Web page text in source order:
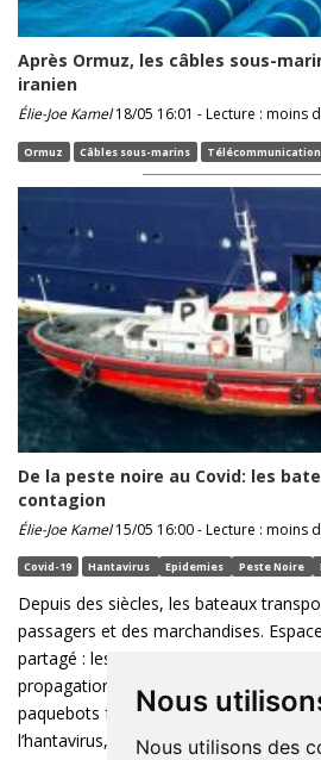
Nous
Nous utilisons des
Après Ormuz, les câbles sous-
iranien
Élie-Joe Kamel18/05 16:01 - Lecture : moins
Ormuz Câbles sous-marins
De la peste noire au Covid: les
contagion
Élie-Joe Kamel15/05 16:00 - Lecture : moins
Covid-19 Hantavirus Epidemies Peste Noire
Depuis des siècles, les bateaux
passagers et des marchandises.
partagé : les navires restent des
propagation des virus. De la peste noire
paquebots frappés par le Covid et
l’hantavirus, la mer a souvent ...